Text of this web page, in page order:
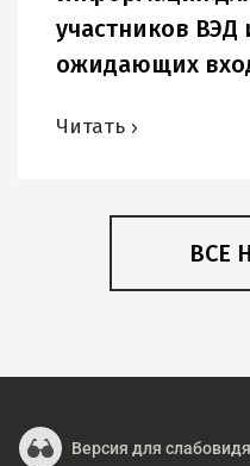
участников ВЭД
ожидающих
Читать
ВСЕ
Версия для